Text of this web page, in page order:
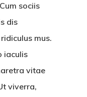
sociis
dis
mus.
iaculis
vitae
viverra,